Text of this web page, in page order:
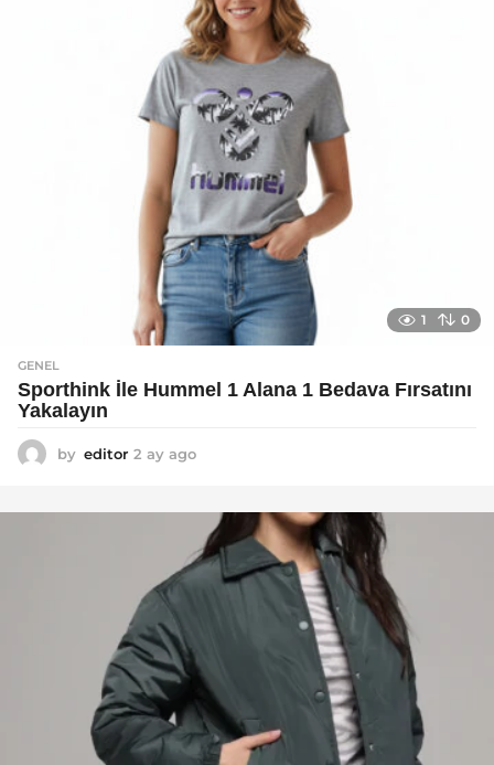
o
1 0
GENEL
Sporthink İle Hummel 1 Alana 1 Bedava Fırsatını
Yakalayın
by editor 2 ay ago
a
g
o